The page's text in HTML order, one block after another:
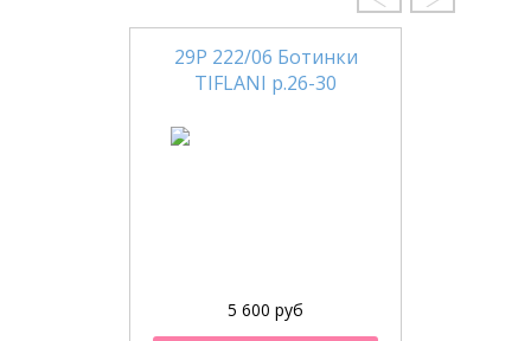
29Р 222/06 Ботинки
TIFLANI р.26-30
5 600 руб